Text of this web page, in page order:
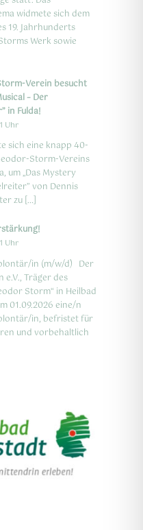
widmete sich dem
19. Jahrhunderts
Werk sowie
Verein besucht
– Der
in Fulda!
Uhr
sich eine knapp 40-
Storm-Vereins
um „Das Mystery
von Dennis
zu […]
Uhr
in (m/w/d) Der
Träger des
Storm“ in Heilbad
01.09.2026 eine/n
in, befristet für
und vorbehaltlich